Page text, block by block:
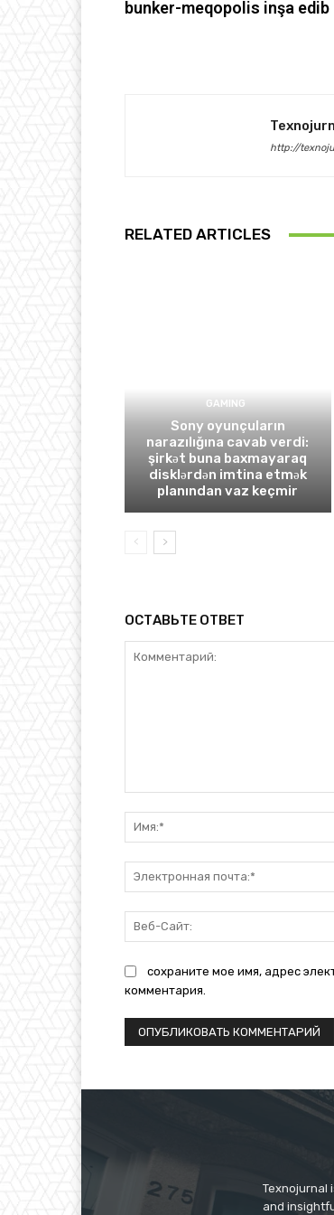
bunker-meqopolis inşa edib
http://
RELATED ARTICLES
GAMING
Sony oyunçuların
narazılığına cavab verdi:
şirkət buna baxmayaraq
disklərdən imtina etmək
planından vaz keçmir
ОСТАВЬТЕ ОТВЕТ
сохраните мое имя, адрес
комментария.
Texnojurnal
and